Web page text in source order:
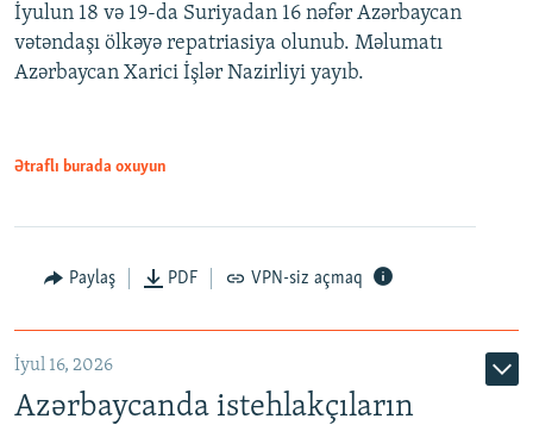
İyulun 18 və 19-da Suriyadan 16 nəfər Azərbaycan
vətəndaşı ölkəyə repatriasiya olunub. Məlumatı
Azərbaycan Xarici İşlər Nazirliyi yayıb.
Ətraflı burada oxuyun
Paylaş PDF VPN-siz açmaq
İyul 16, 2026
Azərbaycanda istehlakçıların